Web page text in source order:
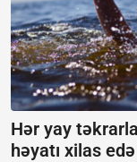
Hər yay
həyatı xilas